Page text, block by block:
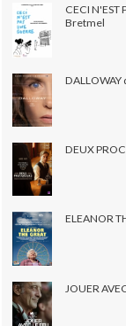
CECI N'EST
Bretmel
DALLOWAY
DEUX
ELEANOR
JOUER